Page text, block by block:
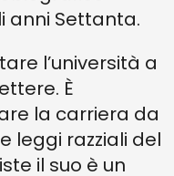
anni Settanta.
l’università a
È
la carriera da
leggi razziali del
il suo è un